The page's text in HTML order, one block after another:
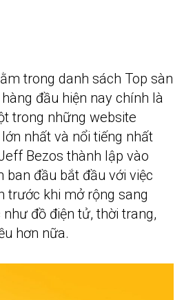
trong danh sách Top sàn
đầu hiện nay chính là
trong những website
nhất và nổi tiếng nhất
Bezos thành lập vào
ban đầu bắt đầu với việc
trước khi mở rộng sang
đồ điện tử, thời trang,
hơn nữa.